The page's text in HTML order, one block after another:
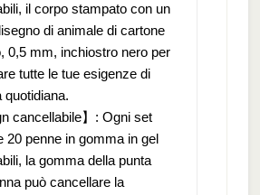
il corpo stampato con un
di animale di cartone
0,5 mm, inchiostro nero per
tutte le tue esigenze di
quotidiana.
cancellabile】: Ogni set
20 penne in gomma in gel
la gomma della punta
può cancellare la